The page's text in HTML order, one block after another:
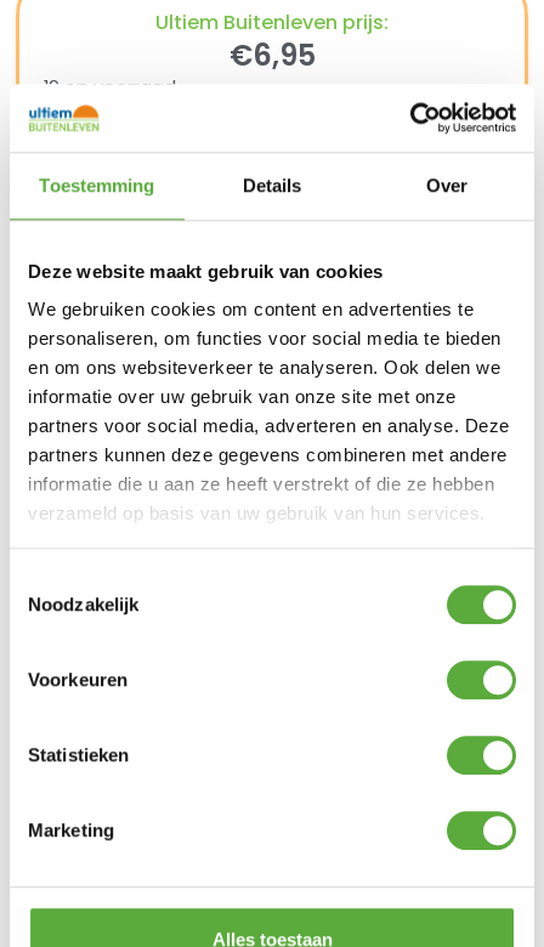
Toestemming Details Over
Deze website maakt gebruik van cookies
We gebruiken cookies om content en advertenties te
personaliseren, om functies voor social media te bieden
en om ons websiteverkeer te analyseren. Ook delen we
informatie over uw gebruik van onze site met onze
partners voor social media, adverteren en analyse. Deze
partners kunnen deze gegevens combineren met andere
informatie die u aan ze heeft verstrekt of die ze hebben
verzameld op basis van uw gebruik van hun services.
Noodzakelijk
Voorkeuren
Statistieken
Marketing
Alles toestaan
Ultiem Buitenleven prijs:
€6,95
19 op voorraad
Gratis verzending vanaf €250,-*
Snelle verzending & levering aan huis
SKU
CategorieKunstbloemen
Roberts Collection
Merk
Roberts Collection
Kleur
Creme
Materiaal
Zijde